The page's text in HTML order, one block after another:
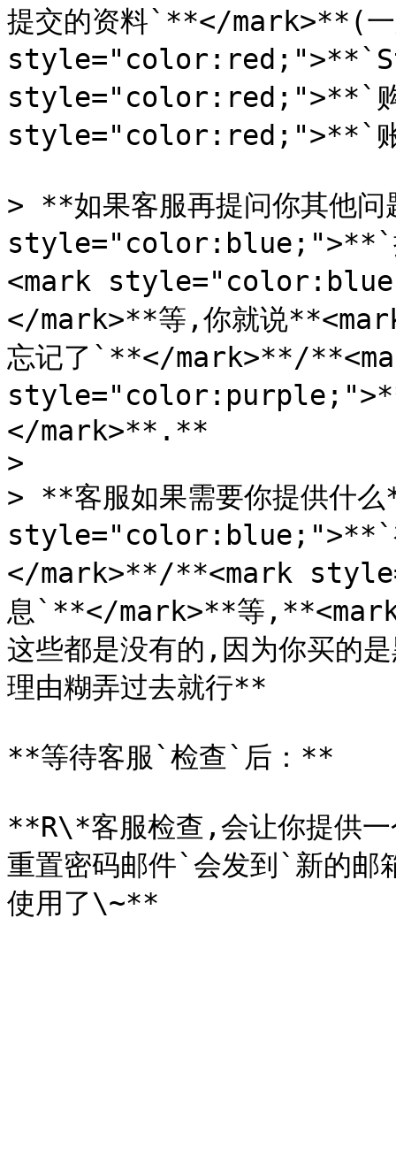
提交的资料`**</mark>**(
style="color:red;">**`购
style="color:red;">**`
> **如果客服再提问你其他
style="color:blue;">**`
<mark
</mark>**等,你就说
忘记了`**</mark>**/
style="color:purple;">**`
</mark>**.**
>
> **客服如果需要你提供什
style="color:blue;">**`
</mark>**/**<mark
息`**</mark>**等
这些都是没有的,因为你买
理由糊弄过去就行**
**等待客服`检查`后：**
**R\*客服检查,会让你提供
重置密码邮件`会发到`新的邮